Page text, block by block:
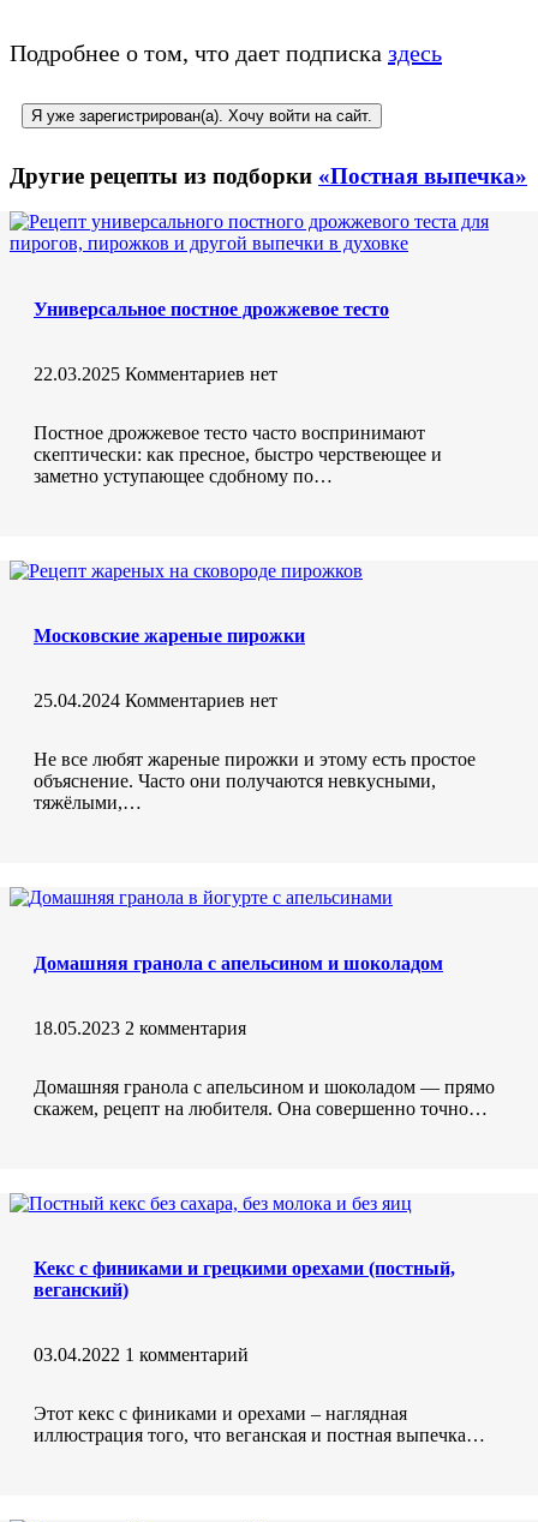
Подробнее о том, что дает подписка здесь
Я уже зарегистрирован(а). Хочу войти на сайт.
Другие рецепты из подборки «Постная выпечка»
Универсальное постное дрожжевое тесто
22.03.2025 Комментариев нет
Постное дрожжевое тесто часто воспринимают
скептически: как пресное, быстро черствеющее и
заметно уступающее сдобному по…
Московские жареные пирожки
25.04.2024 Комментариев нет
Не все любят жареные пирожки и этому есть простое
объяснение. Часто они получаются невкусными,
тяжёлыми,…
Домашняя гранола с апельсином и шоколадом
18.05.2023 2 комментария
Домашняя гранола с апельсином и шоколадом — прямо
скажем, рецепт на любителя. Она совершенно точно…
Кекс с финиками и грецкими орехами (постный,
веганский)
03.04.2022 1 комментарий
Этот кекс с финиками и орехами – наглядная
иллюстрация того, что веганская и постная выпечка…